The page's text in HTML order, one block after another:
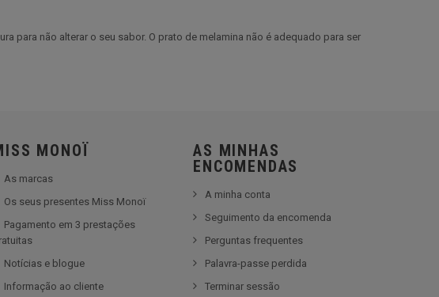
para não alterar o seu sabor. O prato de melamina não é adequado para ser
MONOÏ
As marcas
Os seus presentes Miss Monoï
Pagamento em 3 prestações
Notícias e blogue
Informação ao cliente
AS MINHAS
ENCOMENDAS
A minha conta
Seguimento da encomenda
Perguntas frequentes
Palavra-passe perdida
Terminar sessão